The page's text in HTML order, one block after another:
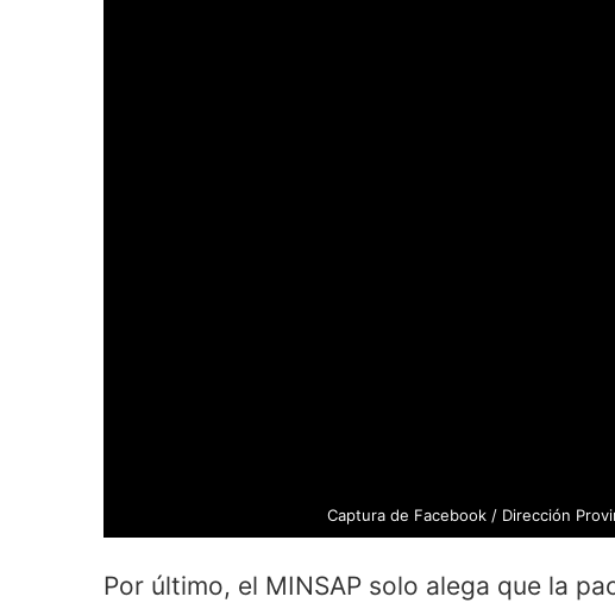
Captura de Facebook / Dirección
Por último, el MINSAP solo alega que la